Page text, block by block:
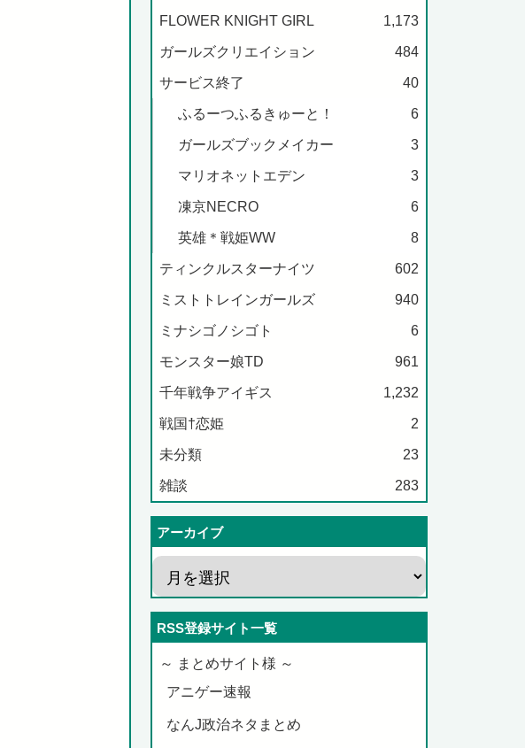
FLOWER KNIGHT GIRL 1,173
ガールズクリエイション 484
サービス終了 40
ふるーつふるきゅーと！ 6
ガールズブックメイカー 3
マリオネットエデン 3
凍京NECRO 6
英雄＊戦姫WW 8
ティンクルスターナイツ 602
ミストトレインガールズ 940
ミナシゴノシゴト 6
モンスター娘TD 961
千年戦争アイギス 1,232
戦国†恋姫 2
未分類 23
雑談 283
アーカイブ
RSS登録サイト一覧
～ まとめサイト様 ～
アニゲー速報
なんJ政治ネタまとめ